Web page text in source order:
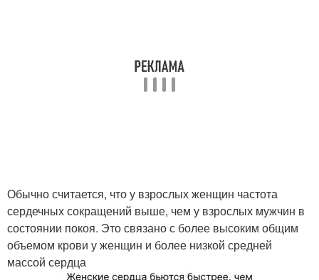
Обычно считается, что у взрослых женщин частота
сердечных сокращений выше, чем у взрослых мужчин в
состоянии покоя. Это связано с более высоким общим
объемом крови у женщин и более низкой средней
массой сердца